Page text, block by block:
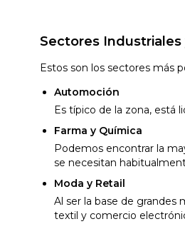
Sectores
Estos son los sectores más
Automoción
Es típico de la zona, está
Farma y Química
Podemos encontrar la
se necesitan
Moda y Retail
Al ser la base de grandes
textil y comercio